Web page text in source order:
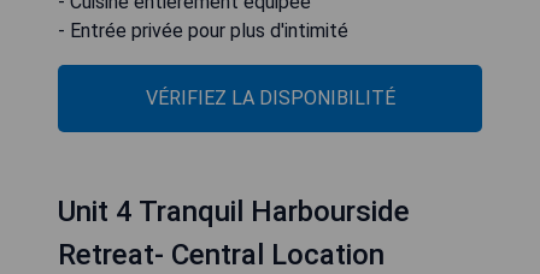
- Entrée privée pour plus d'intimité
VÉRIFIEZ LA DISPONIBILITÉ
Unit 4 Tranquil Harbourside
Retreat- Central Location